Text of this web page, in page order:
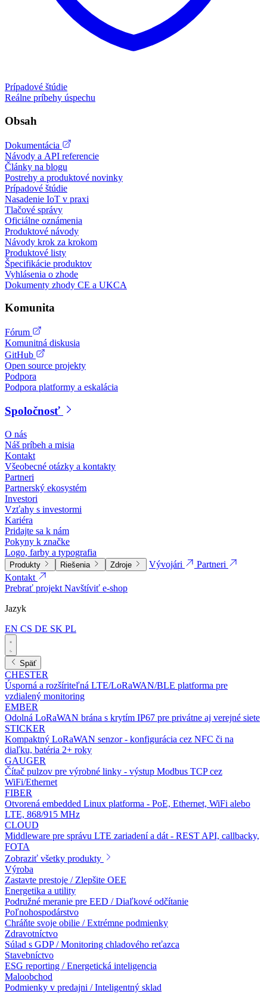
Prípadové štúdie
Reálne príbehy úspechu
Obsah
Dokumentácia
Návody a API referencie
Články na blogu
Postrehy a produktové novinky
Prípadové štúdie
Nasadenie IoT v praxi
Tlačové správy
Oficiálne oznámenia
Produktové návody
Návody krok za krokom
Produktové listy
Špecifikácie produktov
Vyhlásenia o zhode
Dokumenty zhody CE a UKCA
Komunita
Fórum
Komunitná diskusia
GitHub
Open source projekty
Podpora
Podpora platformy a eskalácia
Spoločnosť
O nás
Náš príbeh a misia
Kontakt
Všeobecné otázky a kontakty
Partneri
Partnerský ekosystém
Investori
Vzťahy s investormi
Kariéra
Pridajte sa k nám
Pokyny k značke
Logo, farby a typografia
Produkty Riešenia Zdroje Vývojári
Partneri
Kontakt
Prebrať projektNavštíviť e-shop
Jazyk
EN CS DE SK PL
Späť
CHESTER
Úsporná a rozšíriteľná LTE/LoRaWAN/BLE platforma pre
vzdialený monitoring
EMBER
Odolná LoRaWAN brána s krytím IP67 pre privátne aj verejné siete
STICKER
Kompaktný LoRaWAN senzor - konfigurácia cez NFC či na
diaľku, batéria 2+ roky
GAUGER
Čítač pulzov pre výrobné linky - výstup Modbus TCP cez
WiFi/Ethernet
FIBER
Otvorená embedded Linux platforma - PoE, Ethernet, WiFi alebo
LTE, 868/915 MHz
CLOUD
Middleware pre správu LTE zariadení a dát - REST API, callbacky,
FOTA
Zobraziť všetky produkty
Výroba
Zastavte prestoje / Zlepšite OEE
Energetika a utility
Podružné meranie pre EED / Diaľkové odčítanie
Poľnohospodárstvo
Chráňte svoje obilie / Extrémne podmienky
Zdravotníctvo
Súlad s GDP / Monitoring chladového reťazca
Stavebníctvo
ESG reporting / Energetická inteligencia
Maloobchod
Podmienky v predajni / Inteligentný sklad